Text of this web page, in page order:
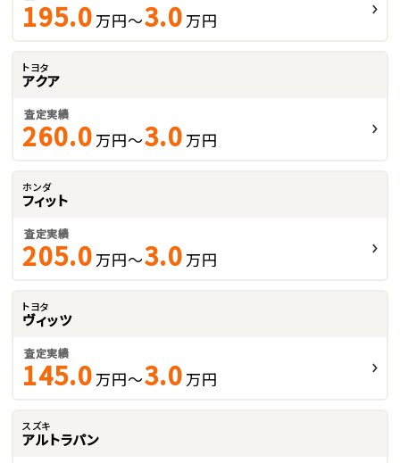
195.0 万円～3.0 万円
トヨタ
アクア
査定実績
260.0 万円～3.0 万円
ホンダ
フィット
査定実績
205.0 万円～3.0 万円
トヨタ
ヴィッツ
査定実績
145.0 万円～3.0 万円
スズキ
アルトラパン